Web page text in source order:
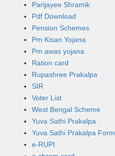
Parijayee Shramik
Pdf Download
Pension Schemes
Pm Kisan Yojana
Pm awas yojana
Ration card
Rupashree Prakalpa
SIR
Voter List
West Bengal Scheme
Yuva Sathi Prakalpa
Yuva Sathi Prakalpa Form
e-RUPI